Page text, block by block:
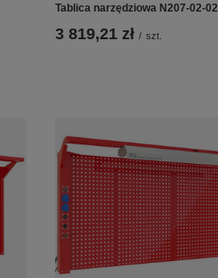
Tablica narzędziowa N207-02-02
3 819,21 zł / szt.